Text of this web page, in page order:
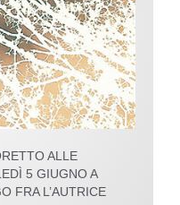
ALLE
5 GIUGNO A
FRA L’AUTRICE